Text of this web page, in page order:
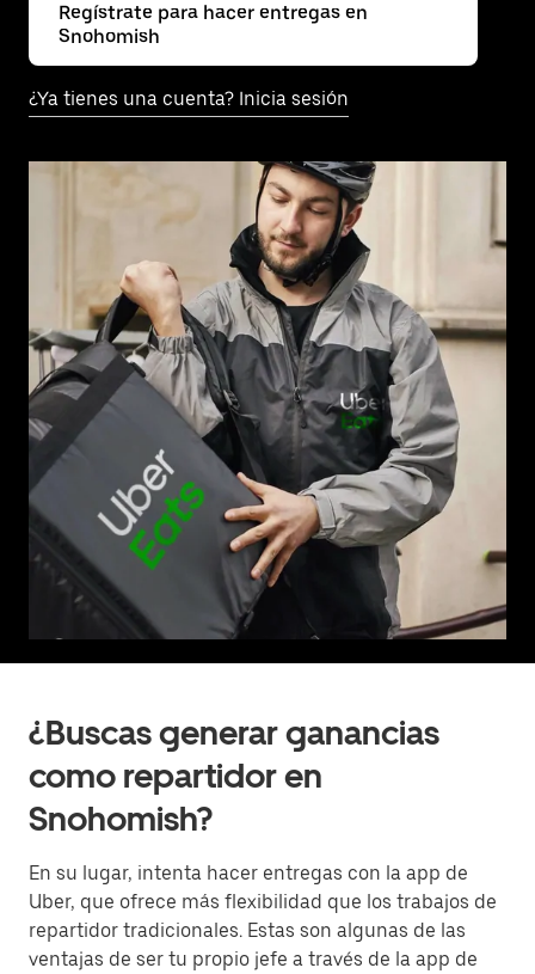
Regístrate para hacer entregas en
Snohomish
¿Ya tienes una cuenta? Inicia sesión
¿Buscas generar ganancias
como repartidor en
Snohomish?
En su lugar, intenta hacer entregas con la app de
Uber, que ofrece más flexibilidad que los trabajos de
repartidor tradicionales. Estas son algunas de las
ventajas de ser tu propio jefe a través de la app de